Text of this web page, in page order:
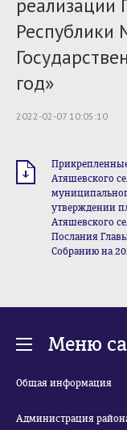
реализации
Республики
год»
2022-02-07 10:05:10
Атяшевского
утверждении
Атяшевского
Послания
Собранию на
Меню
Общая информация
Администрация